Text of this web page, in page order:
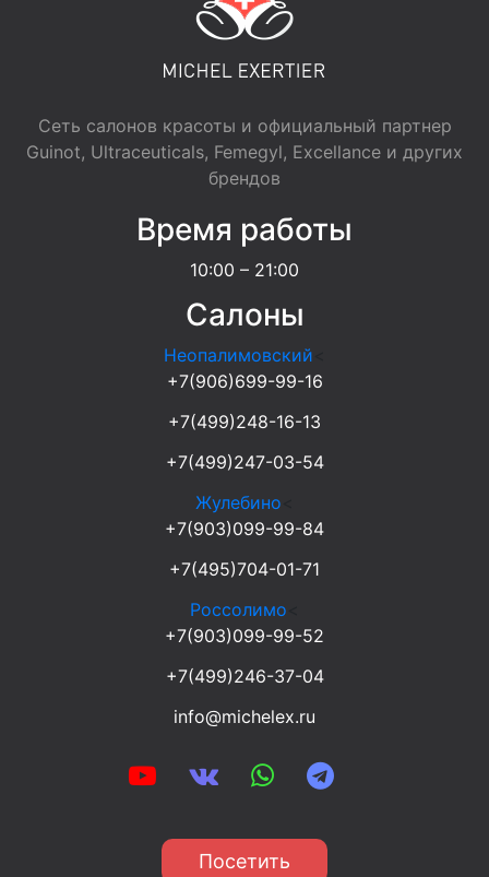
Сеть салонов красоты и официальный партнер
Guinot, Ultraceuticals, Femegyl, Excellance и других
брендов
Время работы
10:00 – 21:00
Салоны
Неопалимовский
+7(906)699-99-16
+7(499)248-16-13
+7(499)247-03-54
Жулебино
+7(903)099-99-84
+7(495)704-01-71
Россолимо
+7(903)099-99-52
+7(499)246-37-04
info@michelex.ru
Посетить